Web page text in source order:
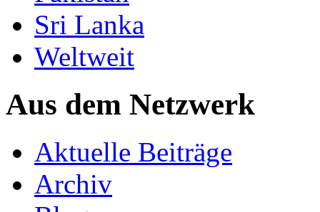
Sri Lanka
Weltweit
Aus dem Netzwerk
Aktuelle Beiträge
Archiv